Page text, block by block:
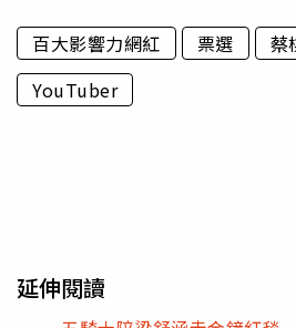
百大影響力網紅 票選 蔡
YouTuber
延伸閱讀